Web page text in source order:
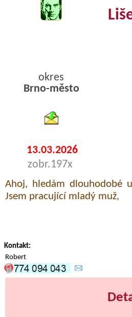
okres
Brno-město
13.03.2026
zobr.197x
Ahoj, hledám dlouhodobé
Jsem pracující mladý muž,
Kontakt:
Robert